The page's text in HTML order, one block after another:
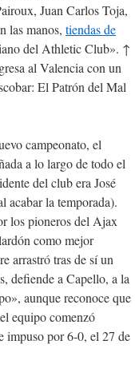
Juan Carlos Toja,
las manos, tiendas de
del Athletic Club». ↑
al Valencia con un
El Patrón del Mal
campeonato, el
a lo largo de todo el
del club era José
acabar la temporada).
los pioneros del Ajax
como mejor
arrastró tras de sí un
defiende a Capello, a la
aunque reconoce que
equipo comenzó
impuso por 6-0, el 27 de